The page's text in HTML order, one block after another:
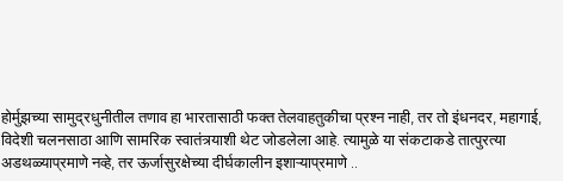
होर्मुझच्या सामुद्रधुनीतील तणाव हा भारतासाठी फक्त तेलवाहतुकीचा प्रश्न नाही, तर तो इंधनदर, महागाई,
विदेशी चलनसाठा आणि सामरिक स्वातंत्र्याशी थेट जोडलेला आहे. त्यामुळे या संकटाकडे तात्पुरत्या
अडथळ्याप्रमाणे नव्हे, तर ऊर्जासुरक्षेच्या दीर्घकालीन इशाऱ्याप्रमाणे ..